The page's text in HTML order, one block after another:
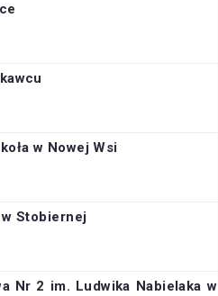
w Nowej Wsi
w Stobiernej
Nr 2 im. Ludwika Nabielakaw